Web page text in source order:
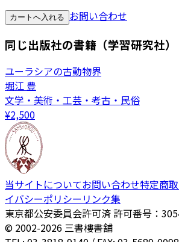
カートへ入れる お問い合わせ
同じ出版社の書籍（学習研究社）
ユーラシアの古動物界
堀江 豊
文学・美術・工芸・考古・民俗
¥2,500
当サイトについてお問い合わせ特定商
イバシーポリシー リンク集
東京都公安委員会許可済 許可番号：
© 2002-2026 三書樓書舗